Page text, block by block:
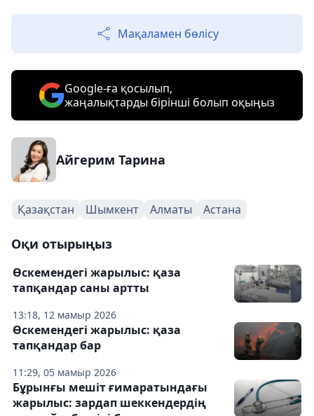
Мақаламен бөлісу
Google-ға қосылып,
жаңалықтарды бірінші болып оқыңыз
Айгерим Тарина
Қазақстан Шымкент Алматы Астана
Оқи отырыңыз
13:18, 12 мамыр 2026
Өскемендегі жарылыс: қаза
тапқандар саны артты
11:29, 05 мамыр 2026
Өскемендегі жарылыс: қаза
тапқандар бар
Бұрынғы мешіт ғимаратындағы
жарылыс: зардап шеккендердің